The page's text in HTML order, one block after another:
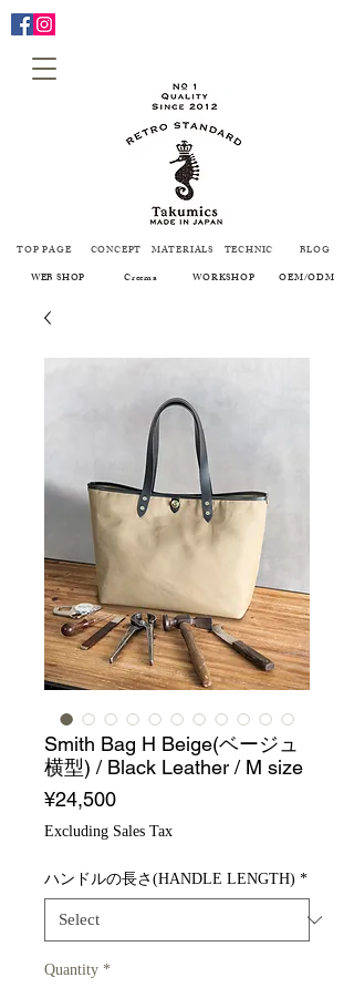
TOP PAGE CONCEPT MATERIALS TECHNIC
BLOG
WEB SHOP
Creema WORKSHOP OEM/ODM
Smith Bag H Beige(ベージュ
横型) / Black Leather / M size
¥24,500Price
Excluding Sales Tax
ハンドルの長さ(HANDLE LENGTH) *
Quantity *